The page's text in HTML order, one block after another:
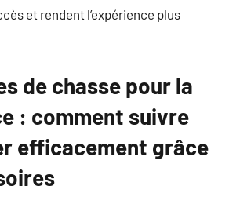
et rendent l’expérience plus
de chasse pour la
: comment suivre
efficacement grâce